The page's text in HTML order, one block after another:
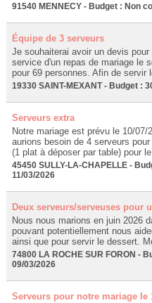
91540 MENNECY - Budget : Non
Équipe de 3 serveurs
Je souhaiterai avoir un devis
service d'un repas de mariage le
pour 69 personnes. Afin de
19330 SAINT-MEXANT - Budget :
Serveurs extra
Notre mariage est prévu le 10/
aurions besoin de 4 serveurs
(1 plat à déposer par table) pour
45450 SULLY-LA-CHAPELLE -
11/03/2026
Deux serveurs/serveuses pour
Nous nous marions en juin 2026
pouvant potentiellement nous
ainsi que pour servir le dessert.
74800 LA ROCHE SUR FORON -
09/03/2026
Serveurs pour notre mariage le